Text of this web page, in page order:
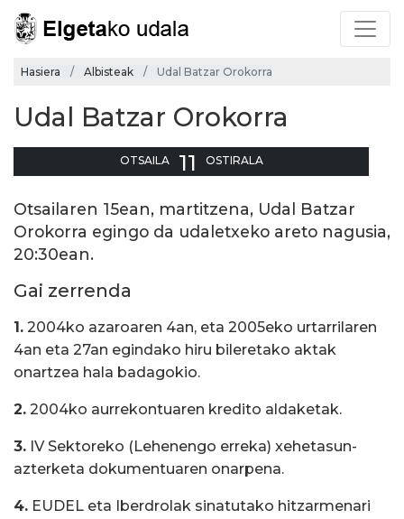
Hasiera Albisteak Udal Batzar Orokorra
Udal Batzar Orokorra
OTSAILA 11 OSTIRALA
Otsailaren 15ean, martitzena, Udal Batzar
Orokorra egingo da udaletxeko areto nagusia,
20:30ean.
Gai zerrenda
1. 2004ko azaroaren 4an, eta 2005eko urtarrilaren
4an eta 27an egindako hiru bileretako aktak
onartzea hala badagokio.
2. 2004ko aurrekontuaren kredito aldaketak.
3. IV Sektoreko (Lehenengo erreka) xehetasun-
azterketa dokumentuaren onarpena.
4. EUDEL eta Iberdrolak sinatutako hitzarmenari